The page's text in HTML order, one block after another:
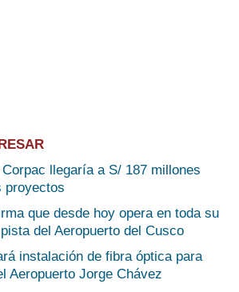
llegaría a S/ 187 millones
proyectos
que desde hoy opera en toda su
del Aeropuerto del Cusco
instalación de fibra óptica para
Aeropuerto Jorge Chávez